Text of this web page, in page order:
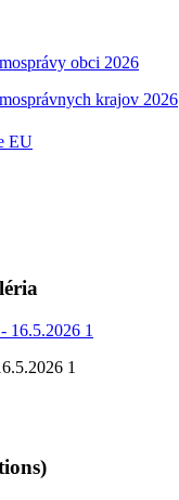
obci 2026
krajov 2026
1